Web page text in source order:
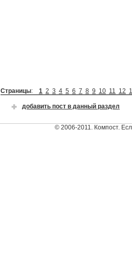
Страницы: 1 2 3 4 5 6 7 8 9 10 11 12
добавить пост в данный раздел
© 2006-2011. Компост.